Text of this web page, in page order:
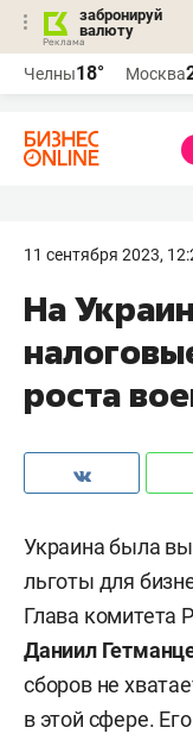
забронируй
валюту
Челны18° Москва
11 сентября 2023,
На
роста
Украина была
льготы для
Глава комитета
Даниил
сборов не
в этой сфере.